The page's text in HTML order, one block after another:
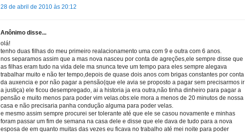
28 de abril de 2010 às 20:12
Anônimo disse...
olá!
tenho duas filhas do meu primeiro realacionamento uma com 9 e outra com 6 anos.
nos separamos assim que a mas nova nasceu por conta de agreções,ele sempre disse que
as filhas eram tudo na vida dele ma snunca teve um tempo para eles sempre alegava
trabalhar muito e não ter tempo,depois de quase dois anos com brigas constantes por conta
da auxencia e por não pagar a pensão(que ele avia se proposto a pagar sem precisarmos ir
a justiça) ele ficou desempregado, ai a historia ja era outra,não tinha dinheiro para pagar a
pensão e muito menos para poder vim velas.obs:ele mora a menos de 20 minutos de nossa
casa e não precisaria panha condução alguma para poder velas.
e mesmo assim sempre procurei ser tolerante até que ele se casou novamente e minhas
foram passar um fim de semana na casa dele e disse que ele dava de tudo para a nova
esposa de em quanto muitas das vezes eu ficava no trabalho até mei noite para poder